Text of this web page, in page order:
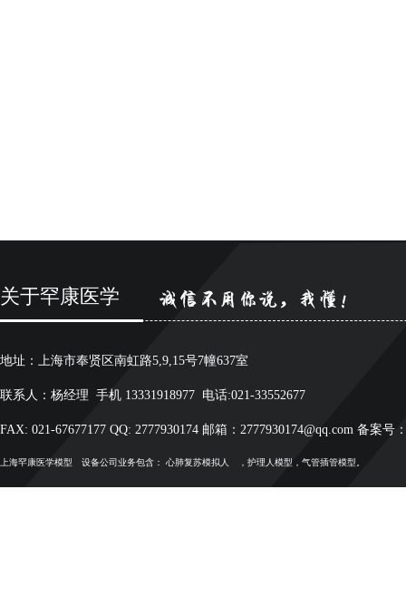
关于罕康医学
地址：上海市奉贤区南虹路5,9,15号7幢637室
联系人：杨经理 手机 13331918977 电话:021-33552677
FAX: 021-67677177 QQ: 2777930174 邮箱：2777930174@qq.com 备案号
上海罕康医学模型 设备公司业务包含： 心肺复苏模拟人 ，护理人模型，气管插管模型。